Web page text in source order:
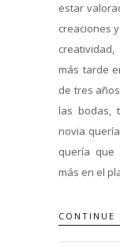
estar
creaciones
más tarde
de tres
las bodas,
novia
quería que
más en el
CONTINUE